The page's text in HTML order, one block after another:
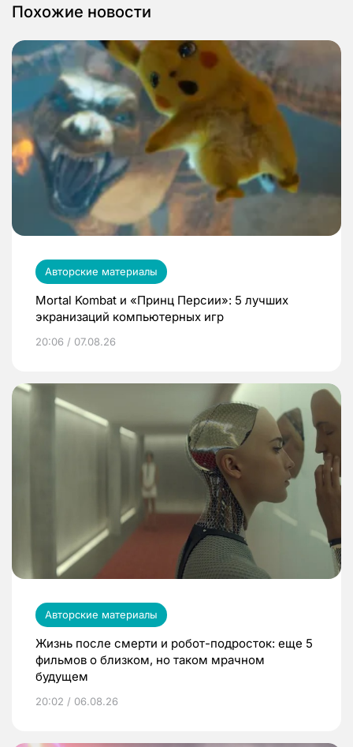
Похожие новости
Авторские материалы
Mortal Kombat и «Принц Персии»: 5 лучших
экранизаций компьютерных игр
20:06 / 07.08.26
Авторские материалы
Жизнь после смерти и робот-подросток: еще 5
фильмов о близком, но таком мрачном
будущем
20:02 / 06.08.26